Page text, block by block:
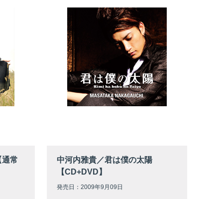
通常
中河内雅貴／君は僕の太陽
【CD+DVD】
発売日：2009年9月09日